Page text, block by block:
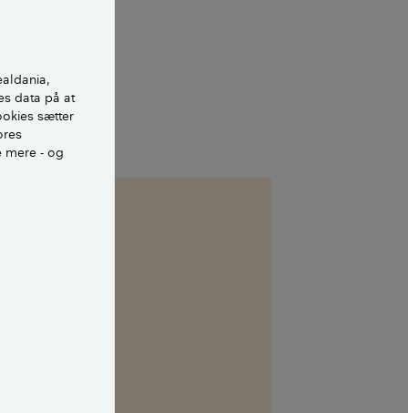
data på at
sætter
mere - og